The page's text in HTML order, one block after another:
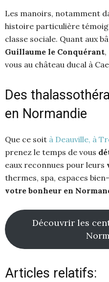
Les manoirs, notamment
histoire particulière
classe sociale. Quant aux
Guillaume le Conquérant
vous au château ducal à
Des
en Normandie
Que ce soit à Deauville, à
prenez le temps de vous
eaux reconnues pour leurs
thermes, spa, espaces
votre bonheur en
Découvrir les
Articles relatifs: